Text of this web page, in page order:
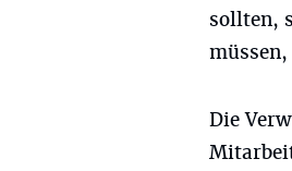
sollten,
Die